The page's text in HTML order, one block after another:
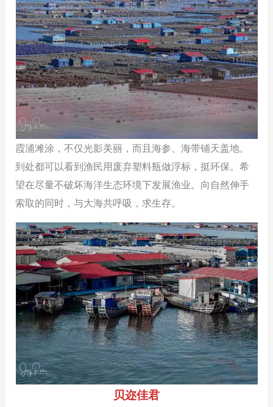
霞浦滩涂，不仅光影美丽，而且海参、海带铺天盖地。
到处都可以看到渔民用废弃塑料瓶做浮标，挺环保。希
望在尽量不破坏海洋生态环境下发展渔业。向自然伸手
索取的同时，与大海共呼吸，求生存。
贝迩佳君